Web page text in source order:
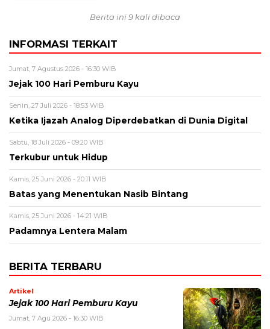
Berita ini 9 kali dibaca
INFORMASI TERKAIT
Jumat, 7 Agustus 2026 - 16:30 WIB
Jejak 100 Hari Pemburu Kayu
Senin, 27 Juli 2026 - 18:53 WIB
Ketika Ijazah Analog Diperdebatkan di Dunia Digital
Sabtu, 18 Juli 2026 - 09:20 WIB
Terkubur untuk Hidup
Kamis, 25 Juni 2026 - 20:11 WIB
Batas yang Menentukan Nasib Bintang
Kamis, 25 Juni 2026 - 14:21 WIB
Padamnya Lentera Malam
BERITA TERBARU
Artikel
Jejak 100 Hari Pemburu Kayu
Jumat, 7 Agu 2026 - 16:30 WIB